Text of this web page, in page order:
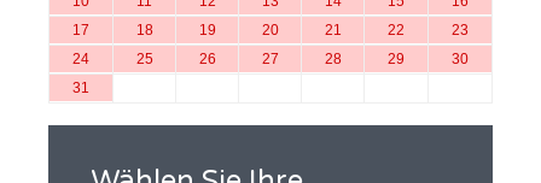
17
18 19 20 21 22
23
24
25 26 27 28 29
30
31